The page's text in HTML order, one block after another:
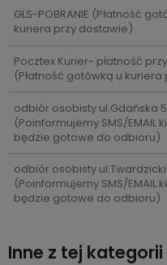
GLS-POBRANIE (Płatność
kuriera przy dostawie)
Pocztex Kurier- płatność
(Płatność gotówką u
odbiór osobisty ul.Gdańska
(Poinformujemy SMS/EMAIL
będzie gotowe do odbioru)
odbiór osobisty
(Poinformujemy SMS/EMAIL
będzie gotowe do odbioru)
Inne z tej kategorii